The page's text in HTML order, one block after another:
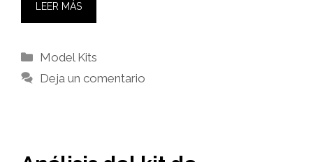
LEER MÁS
Categorías
Model Kits
Deja un comentario